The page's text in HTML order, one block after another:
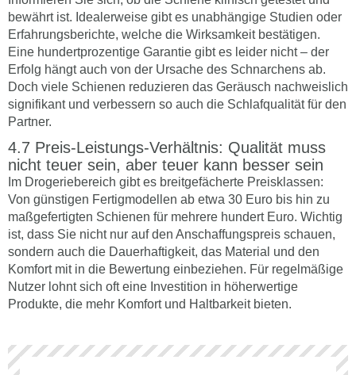
bewährt ist. Idealerweise gibt es unabhängige Studien oder
Erfahrungsberichte, welche die Wirksamkeit bestätigen.
Eine hundertprozentige Garantie gibt es leider nicht – der
Erfolg hängt auch von der Ursache des Schnarchens ab.
Doch viele Schienen reduzieren das Geräusch nachweislich
signifikant und verbessern so auch die Schlafqualität für den
Partner.
Preis-Leistungs-Verhältnis: Qualität muss
nicht teuer sein, aber teuer kann besser sein
Im Drogeriebereich gibt es breitgefächerte Preisklassen:
Von günstigen Fertigmodellen ab etwa 30 Euro bis hin zu
maßgefertigten Schienen für mehrere hundert Euro. Wichtig
ist, dass Sie nicht nur auf den Anschaffungspreis schauen,
sondern auch die Dauerhaftigkeit, das Material und den
Komfort mit in die Bewertung einbeziehen. Für regelmäßige
Nutzer lohnt sich oft eine Investition in höherwertige
Produkte, die mehr Komfort und Haltbarkeit bieten.